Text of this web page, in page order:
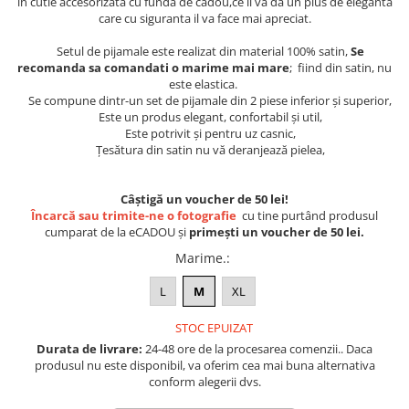
Lenjerii de pat pentru copii
Pijamale de dama
Halate si capoate
Halate si pijamale Family
Pijamale BIG SIZE femei
Cadouri ocazii speciale
care cu siguranta il va face mai apreciat.
Setul de pijamale este realizat din material 100% satin,Se
recomanda sa comandati o marime mai mare; fiind din satin, nu
este elastica.
Se compune dintr-un set de pijamale din 2 piese inferior și superior,
Este un produs elegant, confortabil și util,
Este potrivit și pentru uz casnic,
Țesătura din satin nu vă deranjează pielea,
Câștigă un voucher de 50 lei!
Încarcă sau trimite-ne o fotografie cu tine purtând produsul
cumparat de la eCADOU și primești un voucher de 50 lei.
Marime.:
L M XL
STOC EPUIZAT
Durata de livrare: 24-48 ore de la procesarea comenzii.. Daca
produsul nu este disponibil, va oferim cea mai buna alternativa
conform alegerii dvs.